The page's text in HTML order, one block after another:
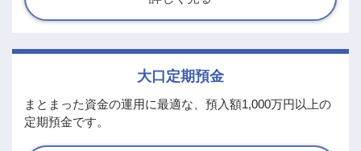
大口定期預金
まとまった資金の運用に最適な、預入額1,000万円以上の
定期預金です。